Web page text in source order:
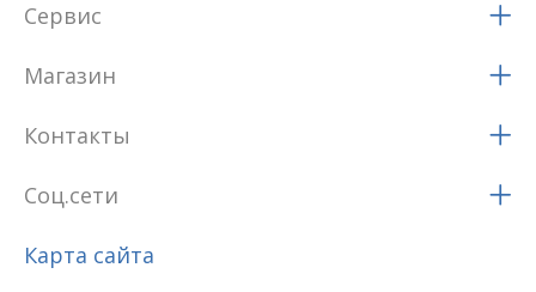
Сервис
Магазин
Контакты
Соц.сети
Карта сайта